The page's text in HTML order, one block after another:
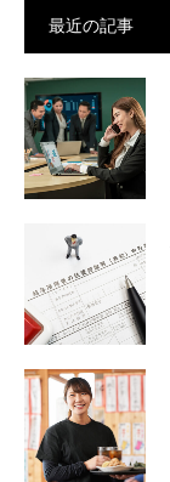
最近の記事